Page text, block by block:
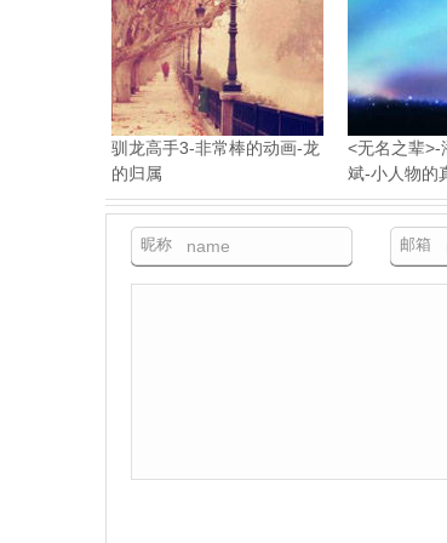
驯龙高手3-非常棒的动画-龙
的归属
<无名之辈>-
斌-小人物的
昵称 邮箱